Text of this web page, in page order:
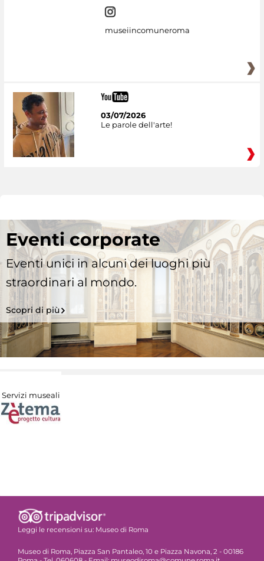
museiincomuneroma
03/07/2026
Le parole dell'arte!
Eventi corporate
Eventi unici in alcuni dei luoghi più
straordinari al mondo.
Scopri di più
Servizi museali
Leggi le recensioni su: Museo di Roma
Museo di Roma, Piazza San Pantaleo, 10 e Piazza Navona, 2 - 00186